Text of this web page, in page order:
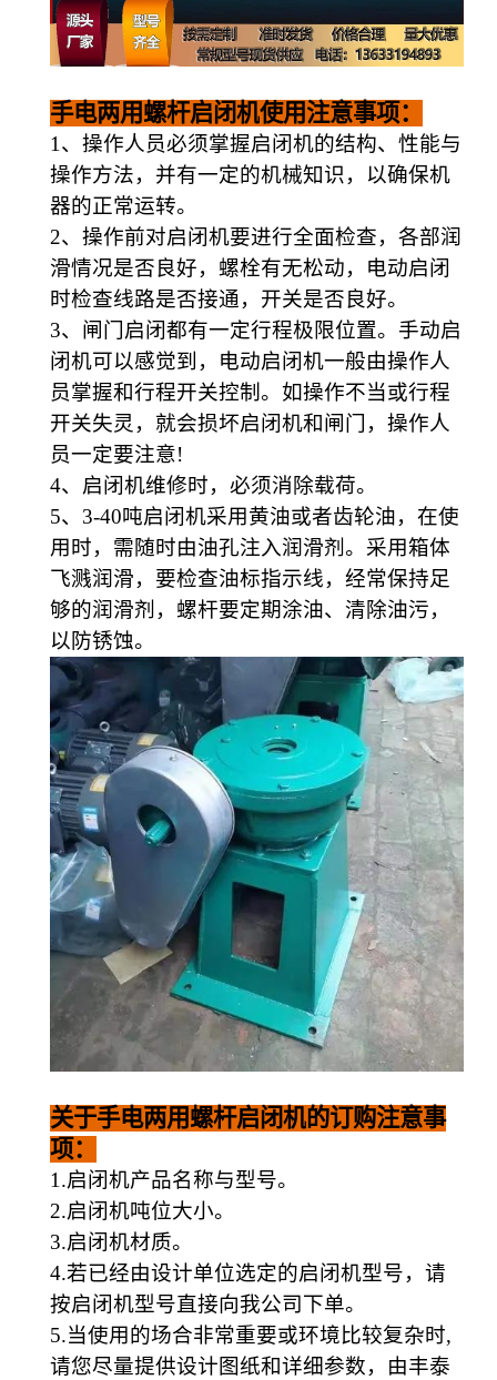
手电两用螺杆启闭机使用注意事项：
1 、操作人员必须掌握启闭机的结构、性能与
操作方法，并有一定的机械知识，以确保机
器的正常运转。
2、操作前对启闭机要进行全面检查，各部润
滑情况是否良好，螺栓有无松动，电动启闭
时检查线路是否接通，开关是否良好。
3、闸门启闭都有一定行程极限位置。手动启
闭机可以感觉到，电动启闭机一般由操作人
员掌握和行程开关控制。如操作不当或行程
开关失灵，就会损坏启闭机和闸门，操作人
员一定要注意!
4、启闭机维修时，必须消除载荷。
5、 3-40吨启闭机采用黄油或者齿轮油， 在使
用时，需随时由油孔注入润滑剂。采用箱体
飞溅润滑，要检查油标指示线，经常保持足
够的润滑剂，螺杆要定期涂油、清除油污，
以防锈蚀。
关于手电两用螺杆启闭机的订购注意事
项：
1.启闭机产品名称与型号。
2.启闭机吨位大小。
3.启闭机材质。
4.若已经由设计单位选定的启闭机型号，请
按启闭机型号直接向我公司下单。
5.当使用的场合非常重要或环境比较复杂时,
请您尽量提供设计图纸和详细参数，由丰泰